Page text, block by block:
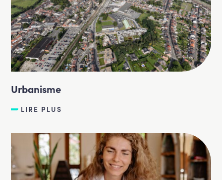
Urbanisme
LIRE PLUS